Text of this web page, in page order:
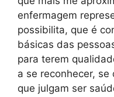
enfermagem
possibilita, que é
básicas das
para terem
a se reconhecer,
que julgam ser